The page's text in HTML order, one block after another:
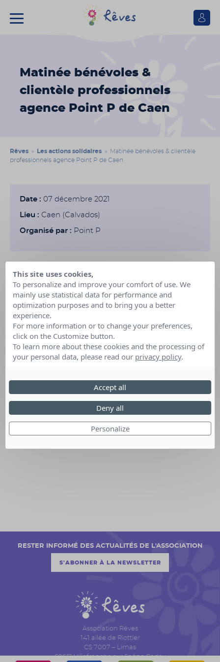
Se
Matinée bénévoles &
clientèle professionnels
agence Point P de Caen
Rêves » Les actions solidaires » Matinée bénévoles & clientèle
professionnels agence Point P de Caen
Date : 07 décembre 2021
Lieu : Caen (Calvados)
Organisé par : Point P
Association Rêves
141 allée de Riottier
CS 7007 – Limas
69651 Villefranche sur Saône Cedex
RESTER INFORMÉ DES ACTUALITÉS DE L'ASSOCIATION
S'ABONNER À LA NEWSLETTER
This site uses cookies,
To personalize and improve your comfort of use. We
mainly use statistical data for performance and
optimization purposes and to bring you a better
experience.
For more information or to change your preferences,
click on the Customize button.
To learn more about these cookies and the processing of
your personal data, please read our privacy policy.
Personalize
Deny all
Accept all